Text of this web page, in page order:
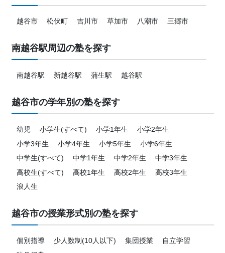
越谷市 松伏町 吉川市 草加市 八潮市 三郷市
南越谷駅周辺の塾を探す
南越谷駅 新越谷駅 蒲生駅 越谷駅
越谷市の学年別の塾を探す
幼児 小学生(すべて) 小学1年生
小学2年生
小学3年生
小学4年生 小学5年生
小学6年生
中学生(すべて)
中学1年生 中学2年生
中学3年生
高校生(すべて)
高校1年生 高校2年生
高校3年生
浪人生
越谷市の授業形式別の塾を探す
個別指導 少人数制(10人以下) 集団授業
自立学習